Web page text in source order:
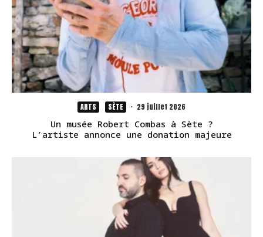
ARTS SÈTE · 29 juillet 2026
Un musée Robert Combas à Sète ?
L’artiste annonce une donation majeure